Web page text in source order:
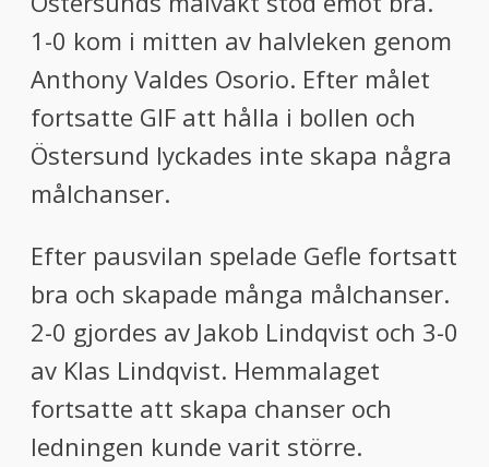
1-0 kom i mitten av halvleken genom
Anthony Valdes Osorio. Efter målet
fortsatte GIF att hålla i bollen och
Östersund lyckades inte skapa några
målchanser.
Efter pausvilan spelade Gefle fortsatt
bra och skapade många målchanser.
2-0 gjordes av Jakob Lindqvist och 3-0
av Klas Lindqvist. Hemmalaget
fortsatte att skapa chanser och
ledningen kunde varit större.